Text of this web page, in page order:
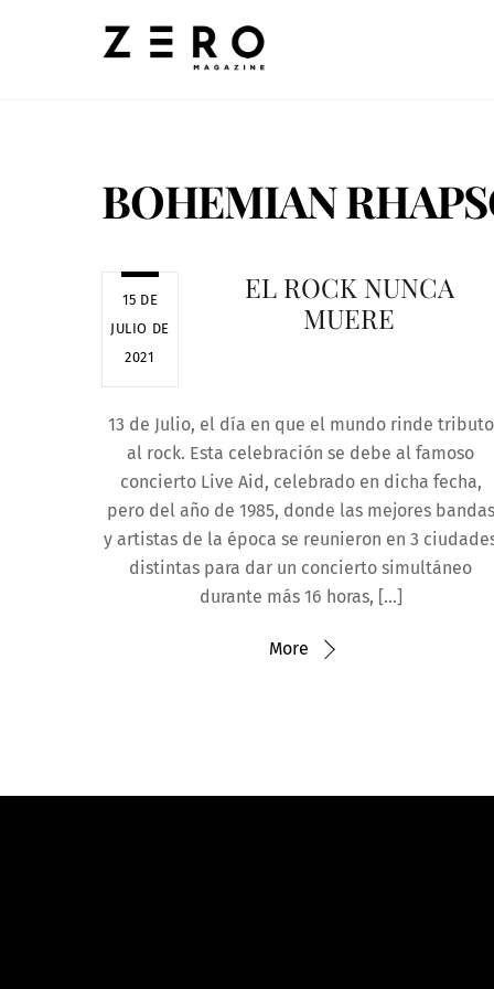
BOHEMIAN
15 DE
JULIO DE
2021
EL ROCK NUNCA
MUERE
13 de Julio, el día en que el mundo rinde tributo
al rock. Esta celebración se debe al famoso
concierto Live Aid, celebrado en dicha fecha,
pero del año de 1985, donde las mejores bandas
y artistas de la época se reunieron en 3
distintas para dar un concierto simultáneo
durante más 16 horas, […]
More